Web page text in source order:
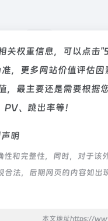
关权重信息，可以点击"
，更多网站价值评估
最主要还是需要根据
、跳出率等！
明
和完整性，同时，对于该
法，后期网页的内容如出
本文地址https://